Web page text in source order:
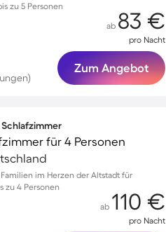
zu 5 Personen
ab 83 €
pro Nacht
Zum Angebot
Schlafzimmer
für 4 Personen
im Herzen der Altstadt für
zu 4 Personen
ab 110 €
pro Nacht